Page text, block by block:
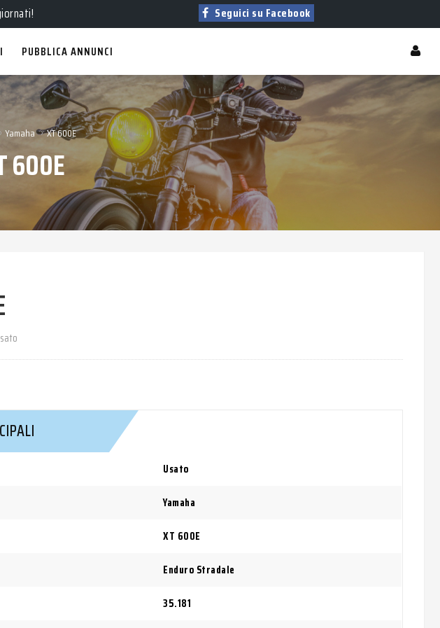
Seguici su Facebook
PUBBLICA ANNUNCI
› Yamaha › XT 600E
600E
Usato
Yamaha
XT 600E
Enduro Stradale
35.181